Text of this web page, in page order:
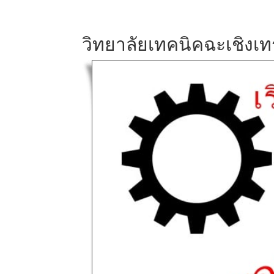
วิทยาลัยเทคนิคฉะเชิงเ